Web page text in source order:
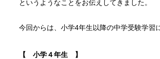
というようなことをお伝えしてきました。
今回からは、小学4年生以降の中学受験学習
【　小学４年生　】